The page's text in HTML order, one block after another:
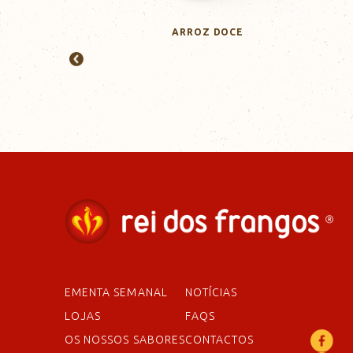
ARROZ DOCE
EMENTA SEMANAL
LOJAS
OS NOSSOS SABORES
NOTÍCIAS
FAQS
CONTACTOS